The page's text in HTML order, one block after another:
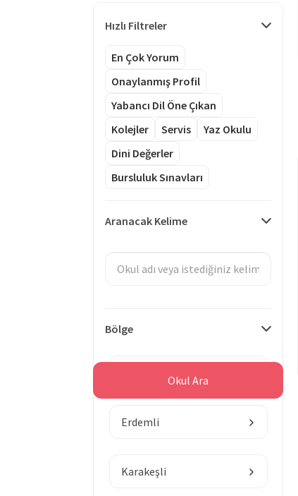
Hızlı Filtreler
En Çok Yorum
Onaylanmış Profil
Yabancı Dil Öne Çıkan
Kolejler
Servis
Yaz Okulu
Dini Değerler
Bursluluk Sınavları
Aranacak Kelime
Bölge
Erdemli
Karakeşli
Okul Ara